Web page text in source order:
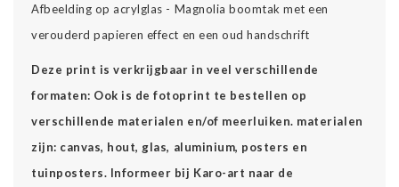
Afbeelding op acrylglas - Magnolia boomtak met een
verouderd papieren effect en een oud handschrift
Deze print is verkrijgbaar in veel verschillende
formaten: Ook is de fotoprint te bestellen op
verschillende materialen en/of meerluiken. materialen
zijn: canvas, hout, glas, aluminium, posters en
tuinposters. Informeer bij Karo-art naar de